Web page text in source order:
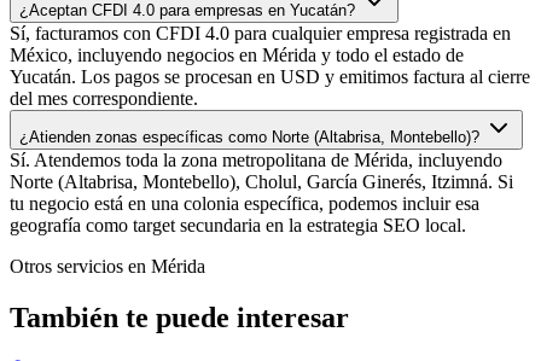
¿Aceptan CFDI 4.0 para empresas en Yucatán?
Sí, facturamos con CFDI 4.0 para cualquier empresa registrada en
México, incluyendo negocios en Mérida y todo el estado de
Yucatán. Los pagos se procesan en USD y emitimos factura al cierre
del mes correspondiente.
¿Atienden zonas específicas como Norte (Altabrisa, Montebello)?
Sí. Atendemos toda la zona metropolitana de Mérida, incluyendo
Norte (Altabrisa, Montebello), Cholul, García Ginerés, Itzimná. Si
tu negocio está en una colonia específica, podemos incluir esa
geografía como target secundaria en la estrategia SEO local.
Otros servicios en Mérida
También te puede interesar